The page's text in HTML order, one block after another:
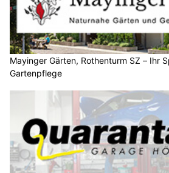
Mayinger Gärten, Rothenturm SZ – Ihr
Gartenpflege